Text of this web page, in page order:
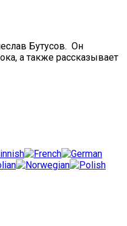
Бутусов. Он
а также рассказывает